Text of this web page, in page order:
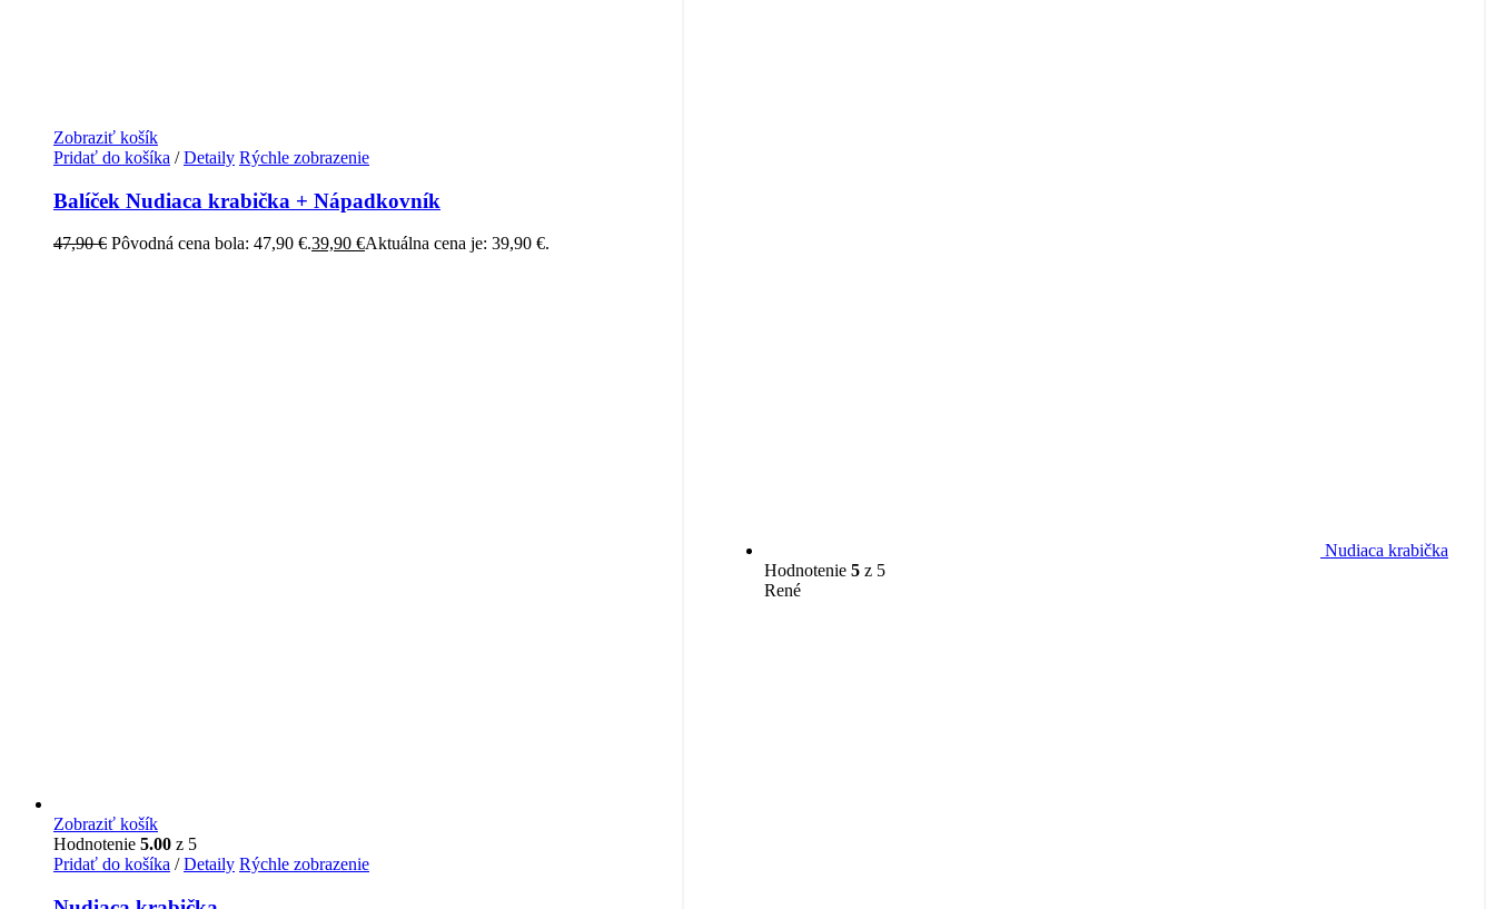
Zobraziť košík
Pridať do košíka / Detaily Rýchle zobrazenie
Balíček Nudiaca krabička + Nápadkovník
47,90€ Pôvodná cena bola: 47,90 €.39,90 €Aktuálna cena je: 39,90 €.
Zobraziť košík
Hodnotenie 5.00 z 5
Pridať do košíka / Detaily Rýchle zobrazenie
Nudiaca krabička
Hodnotenie 5 z 5
René